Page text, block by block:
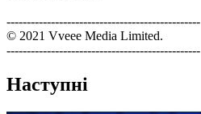
------------------------------------------------
© 2021 Vveee Media Limited.
------------------------------------------------
Наступні